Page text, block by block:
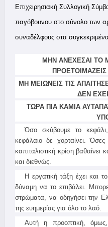
Επιχειρησιακή Συλλογική
παγόβουνου στο σύνολο των
συναδέλφους στα
ΜΗΝ ΑΝΕΧΕΣΑΙ ΤΟ
ΜΗ ΜΕΙΩΝΕΙΣ ΤΙΣ
ΔΕΝ
ΤΩΡΑ ΠΙΑ ΚΑΜΙΑ
Όσο σκύβουμε το
κεφάλαιο δε χορταίνει.
καπιταλιστική κρίση
και διεθνώς.
Η εργατική τάξη έχει και
δύναμη να το επιβάλει.
στρώματα, να οδηγήσει την
της ευημερίας για όλο το λαό.
Αυτή η προοπτική,